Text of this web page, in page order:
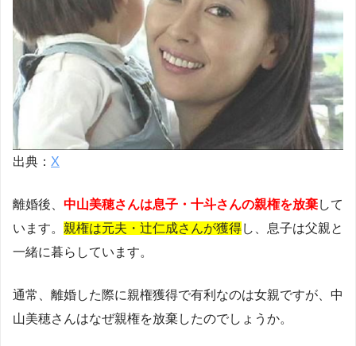
出典： X
離婚後、 中山美穂さんは息子・十斗さんの親権を放棄して
います。 親権は元夫・辻仁成さんが獲得し、息子は父親と
一緒に暮らしています。
通常、離婚した際に親権獲得で有利なのは女親ですが、中
山美穂さんはなぜ親権を放棄したのでしょうか。